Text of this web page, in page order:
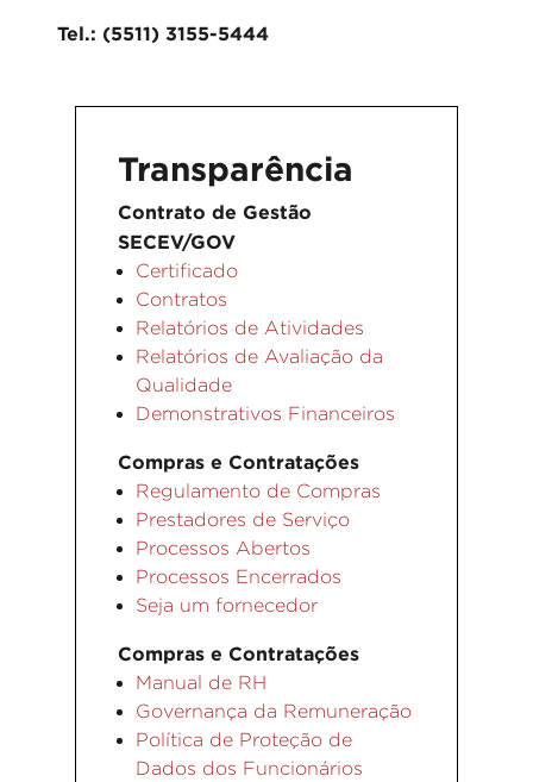
Tel.: (5511) 3155-5444
Transparência
Contrato de Gestão
SECEV/GOV
Certificado
Contratos
Relatórios de Atividades
Relatórios de Avaliação da
Qualidade
Demonstrativos Financeiros
Compras e Contratações
Regulamento de Compras
Prestadores de Serviço
Processos Abertos
Processos Encerrados
Seja um fornecedor
Compras e Contratações
Manual de RH
Governança da Remuneração
Política de Proteção de
Dados dos Funcionários